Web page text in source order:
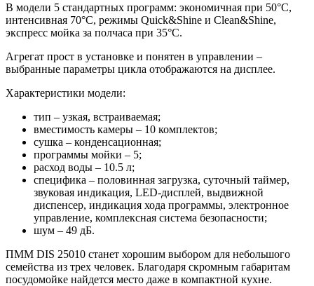
В модели 5 стандартных программ: экономичная при 50°С,
интенсивная 70°С, режимы Quick&Shine и Clean&Shine,
экспресс мойка за полчаса при 35°С.
Агрегат прост в установке и понятен в управлении –
выбранные параметры цикла отображаются на дисплее.
Характеристики модели:
тип – узкая, встраиваемая;
вместимость камеры – 10 комплектов;
сушка – конденсационная;
программы мойки – 5;
расход воды – 10.5 л;
специфика – половинная загрузка, суточный таймер,
звуковая индикация, LED-дисплей, выдвижной
диспенсер, индикация хода программы, электронное
управление, комплексная система безопасности;
шум – 49 дБ.
ПММ DIS 25010 станет хорошим выбором для небольшого
семейства из трех человек. Благодаря скромным габаритам
посудомойке найдется место даже в компактной кухне.